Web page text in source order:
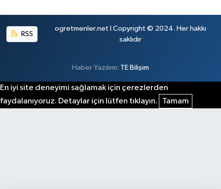
RSS
ogretmenler.net I Copyright © 2024. Her hakkı
saklıdır
Haber Yazılımı: TE Bilişim
En iyi site deneyimi sağlamak için çerezlerden
faydalanıyoruz. Detaylar için lütfen tıklayın.
Tamam